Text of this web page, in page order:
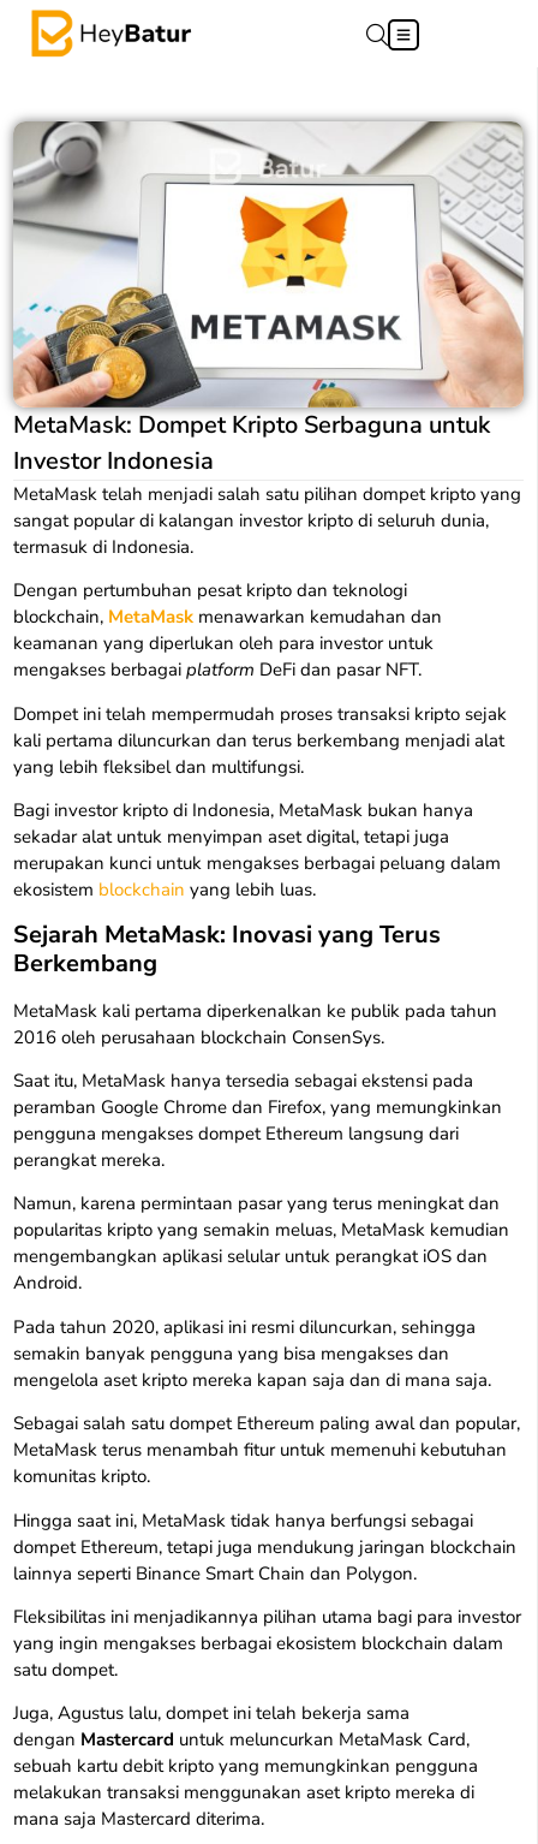
MetaMask: Dompet Kripto Serbaguna untuk
Investor Indonesia
MetaMask telah menjadi salah satu pilihan dompet kripto yang
sangat popular di kalangan investor kripto di seluruh dunia,
termasuk di Indonesia.
Dengan pertumbuhan pesat kripto dan teknologi
blockchain, MetaMask menawarkan kemudahan dan
keamanan yang diperlukan oleh para investor untuk
mengakses berbagaiplatform DeFi dan pasar NFT.
Dompet ini telah mempermudah proses transaksi kripto sejak
kali pertama diluncurkan dan terus berkembang menjadi alat
yang lebih fleksibel dan multifungsi.
Bagi investor kripto di Indonesia, MetaMask bukan hanya
sekadar alat untuk menyimpan aset digital, tetapi juga
merupakan kunci untuk mengakses berbagai peluang dalam
ekosistem blockchain yang lebih luas.
Sejarah MetaMask: Inovasi yang Terus
Berkembang
MetaMask kali pertama diperkenalkan ke publik pada tahun
2016 oleh perusahaan blockchain ConsenSys.
Saat itu, MetaMask hanya tersedia sebagai ekstensi pada
peramban Google Chrome dan Firefox, yang memungkinkan
pengguna mengakses dompet Ethereum langsung dari
perangkat mereka.
Namun, karena permintaan pasar yang terus meningkat dan
popularitas kripto yang semakin meluas, MetaMask kemudian
mengembangkan aplikasi selular untuk perangkat iOS dan
Android.
Pada tahun 2020, aplikasi ini resmi diluncurkan, sehingga
semakin banyak pengguna yang bisa mengakses dan
mengelola aset kripto mereka kapan saja dan di mana saja.
Sebagai salah satu dompet Ethereum paling awal dan popular,
MetaMask terus menambah fitur untuk memenuhi kebutuhan
komunitas kripto.
Hingga saat ini, MetaMask tidak hanya berfungsi sebagai
dompet Ethereum, tetapi juga mendukung jaringan blockchain
lainnya seperti Binance Smart Chain dan Polygon.
Fleksibilitas ini menjadikannya pilihan utama bagi para investor
yang ingin mengakses berbagai ekosistem blockchain dalam
satu dompet.
Juga, Agustus lalu, dompet ini telah bekerja sama
dengan Mastercard untuk meluncurkan MetaMask Card,
sebuah kartu debit kripto yang memungkinkan pengguna
melakukan transaksi menggunakan aset kripto mereka di
mana saja Mastercard diterima.